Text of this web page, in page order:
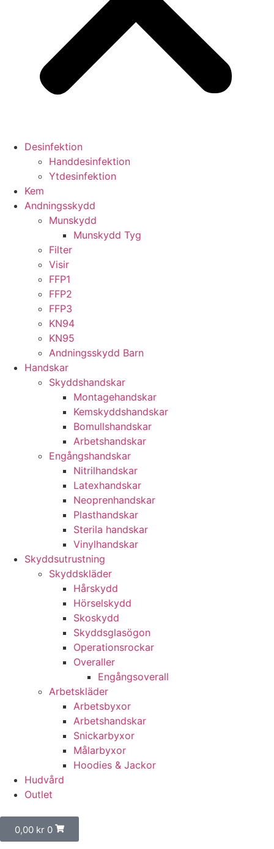
Desinfektion
Handdesinfektion
Ytdesinfektion
Kem
Andningsskydd
Munskydd
Munskydd Tyg
Filter
Visir
FFP1
FFP2
FFP3
KN94
KN95
Andningsskydd Barn
Handskar
Skyddshandskar
Montagehandskar
Kemskyddshandskar
Bomullshandskar
Arbetshandskar
Engångshandskar
Nitrilhandskar
Latexhandskar
Neoprenhandskar
Plasthandskar
Sterila handskar
Vinylhandskar
Skyddsutrustning
Skyddskläder
Hårskydd
Hörselskydd
Skoskydd
Skyddsglasögon
Operationsrockar
Overaller
Engångsoverall
Arbetskläder
Arbetsbyxor
Arbetshandskar
Snickarbyxor
Målarbyxor
Hoodies & Jackor
Hudvård
Outlet
0,00 kr 0